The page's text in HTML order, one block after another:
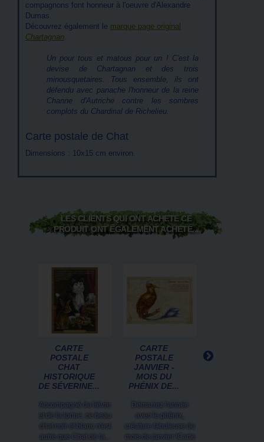
compagnons font honneur à l'oeuvre d'Alexandre
Dumas.
Découvrez également le marque page original
Chartagnan.
Un pour tous et matous pour un ! C'est la
devise de Chartagnan et des trois
minousquetaires. Tous ensemble, ils ont
défendu avec panache l'honneur de la reine
Channe d'Autriche contre les sombres
complots du Chardinal de Richelieu.
Carte postale de Chat
Dimensions : 10x15 cm environ.
LES CLIENTS QUI ONT ACHETÉ CE
PRODUIT ONT ÉGALEMENT ACHETÉ...
CARTE
POSTALE
CHAT
HISTORIQUE
DE SÉVERINE...
Accompagné du lièvre
et de la tortue, ce beau
chat noir et blanc n'est
autre que Chat de la...
CARTE
POSTALE
JANVIER -
MOIS DU
PHÉNIX DE...
Démarrez l'année
avec le phénix,
créature fabuleuse du
mois de janvier !Carte
POSTALE DE